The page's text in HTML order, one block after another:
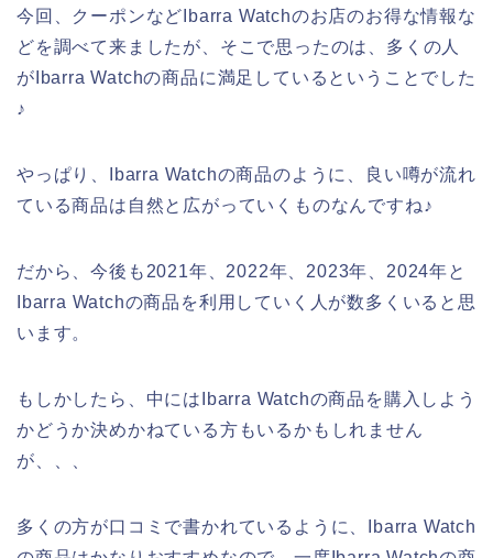
今回、クーポンなどIbarra Watchのお店のお得な情報な
どを調べて来ましたが、そこで思ったのは、多くの人
がIbarra Watchの商品に満足しているということでした
♪
やっぱり、Ibarra Watchの商品のように、良い噂が流れ
ている商品は自然と広がっていくものなんですね♪
だから、今後も2021年、2022年、2023年、2024年と
Ibarra Watchの商品を利用していく人が数多くいると思
います。
もしかしたら、中にはIbarra Watchの商品を購入しよう
かどうか決めかねている方もいるかもしれません
が、、、
多くの方が口コミで書かれているように、Ibarra Watch